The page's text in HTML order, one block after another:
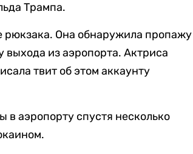
Трампа.
рюкзака. Она обнаружила пропажу
выхода из аэропорта. Актриса
твит об этом аккаунту
аэропорту спустя несколько